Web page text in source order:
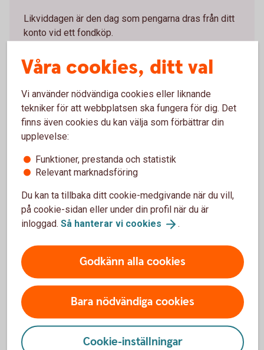
Likviddagen är den dag som pengarna dras från ditt
konto vid ett fondköp.
Bryttider och likviddagar
Vad är en affärsdag?
Affärsdagen är den dag som köpet av dina
fondkurs som blir din köpkurs.
Så sätts kursen på fonder
Fondkursen sätts en gång per dag. Den påverkas av
fondens avgifter och eventuella
valutakursförändringar.
Så sätts kursen på
Våra cookies, ditt val
Vi använder nödvändiga cookies eller liknande
tekniker för att webbplatsen ska fungera för dig. Det
finns även cookies du kan välja som förbättrar din
upplevelse:
Funktioner, prestanda och statistik
Relevant marknadsföring
Du kan ta tillbaka ditt cookie-medgivande när du vill,
på cookie-sidan eller under din profil när du är
inloggad. Så hanterar vi cookies .
Godkänn alla cookies
Bara nödvändiga cookies
Cookie-inställningar